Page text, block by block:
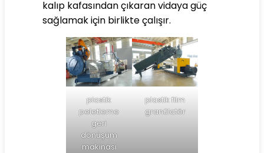
kalıp kafasından çıkaran vidaya güç
sağlamak için birlikte çalışır.
plastik
peletleme
geri
dönüşüm
makinası
plastik film
granülatör